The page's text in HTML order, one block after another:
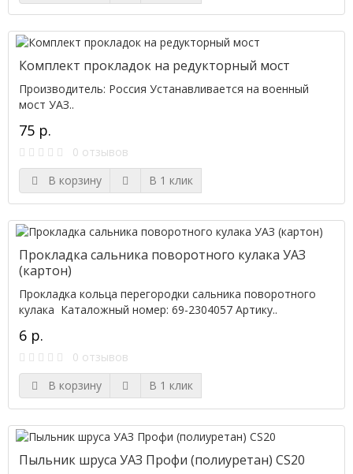
Комплект прокладок на редукторный мост
Производитель: Россия Устанавливается на военный
мост УАЗ..
75 р.
0 отзывов
В корзину
В 1 клик
Прокладка сальника поворотного кулака УАЗ
(картон)
Прокладка кольца перегородки сальника поворотного
кулака Каталожный номер: 69-2304057 Артику..
6 р.
0 отзывов
В корзину
В 1 клик
Пыльник шруса УАЗ Профи (полиуретан) CS20